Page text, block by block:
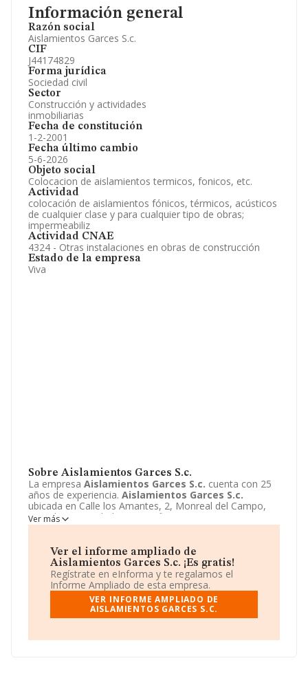
Información general
Razón social
Aislamientos Garces S.c.
CIF
J44174829
Forma jurídica
Sociedad civil
Sector
Construcción y actividades
inmobiliarias
Fecha de constitución
1-2-2001
Fecha último cambio
5-6-2026
Objeto social
Colocacion de aislamientos termicos, fonicos, etc.
Actividad
colocación de aislamientos fónicos, térmicos, acústicos
de cualquier clase y para cualquier tipo de obras;
impermeabiliz
Actividad CNAE
4324 - Otras instalaciones en obras de construcción
Estado de la empresa
Viva
Sobre Aislamientos Garces S.c.
La empresa Aislamientos Garces S.c. cuenta con 25
años de experiencia. Aislamientos Garces S.c.
ubicada en Calle los Amantes, 2, Monreal del Campo,
Teruel. Su actividad CNAE se fine como 4324 - Otras
instalaciones en obras de construcción. El modelo de
Ver más
Ver el informe ampliado de
Aislamientos Garces S.c. ¡Es gratis!
Regístrate en eInforma y te regalamos el
Informe Ampliado de esta empresa.
VER INFORME AMPLIADO DE
AISLAMIENTOS GARCES S.C.
Información oficial y registral complementaria.